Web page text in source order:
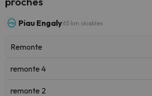
Piau Engaly65 km skiables
Remonte
remonte 4
remonte 2